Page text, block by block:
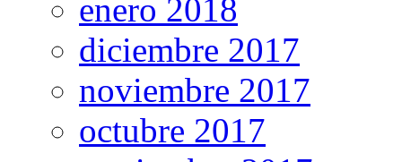
enero 2018
diciembre 2017
noviembre 2017
octubre 2017